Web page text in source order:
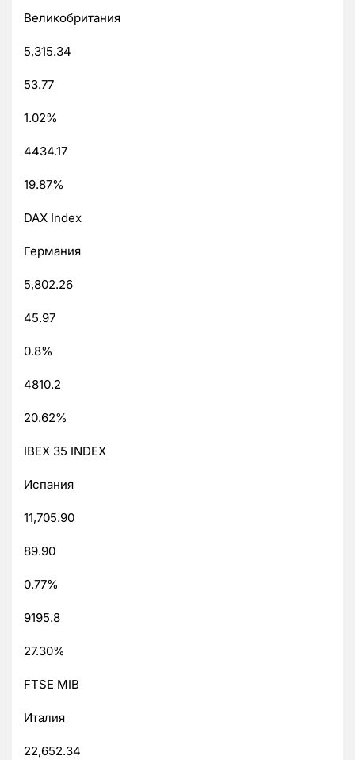
Великобритания
5,315.34
53.77
1.02%
4434.17
19.87%
DAX Index
Германия
5,802.26
45.97
0.8%
4810.2
20.62%
IBEX 35 INDEX
Испания
11,705.90
89.90
0.77%
9195.8
27.30%
FTSE MIB
Италия
22,652.34